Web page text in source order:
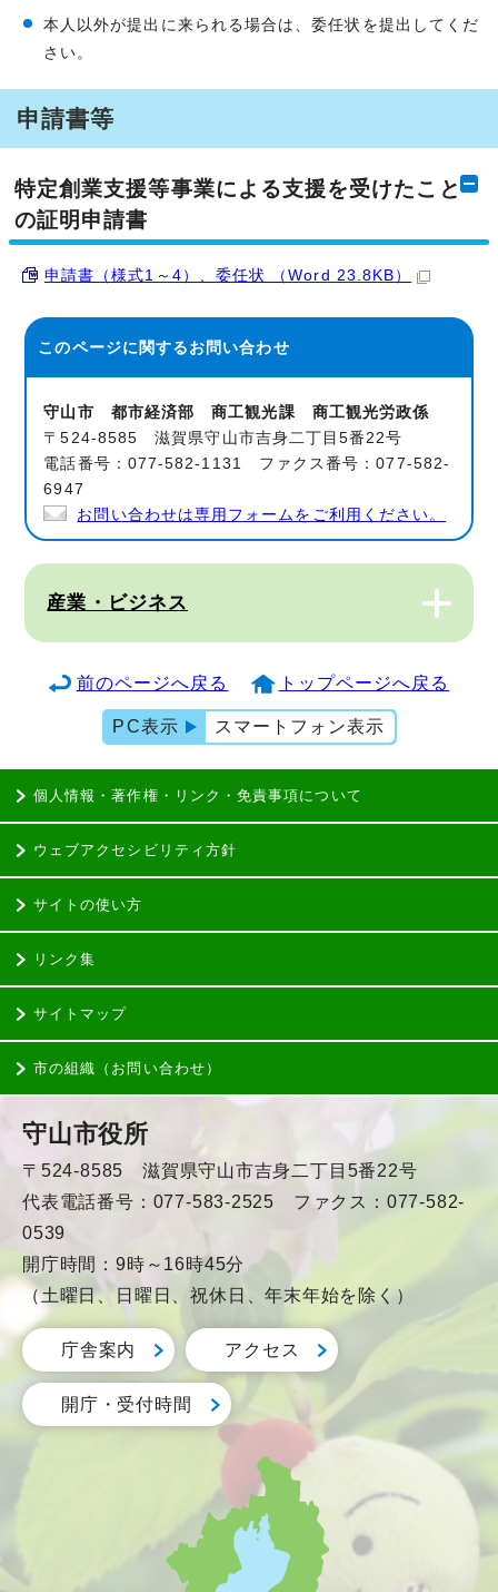
本人以外が提出に来られる場合は、委任状を提出してくだ
さい。
申請書等
特定創業支援等事業による支援を受けたこと
の証明申請書
申請書（様式1～4）、委任状 （Word 23.8KB）
このページに関するお問い合わせ
守山市 都市経済部 商工観光課 商工観光労政係
〒524-8585 滋賀県守山市吉身二丁目5番22号
電話番号：077-582-1131 ファクス番号：077-582-
6947
お問い合わせは専用フォームをご利用ください。
産業・ビジネス
前のページへ戻る トップページへ戻る
PC表示 スマートフォン表示
個人情報・著作権・リンク・免責事項について
ウェブアクセシビリティ方針
サイトの使い方
リンク集
サイトマップ
市の組織（お問い合わせ）
守山市役所
〒524-8585 滋賀県守山市吉身二丁目5番22号
代表電話番号：077-583-2525 ファクス：077-582-
0539
開庁時間：9時～16時45分
（土曜日、日曜日、祝休日、年末年始を除く）
庁舎案内 アクセス
開庁・受付時間